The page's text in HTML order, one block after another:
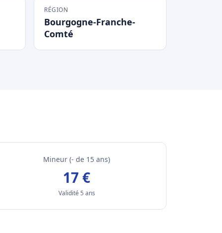
RÉGION
Bourgogne-Franche-
Comté
Mineur (- de 15 ans)
17 €
Validité 5 ans